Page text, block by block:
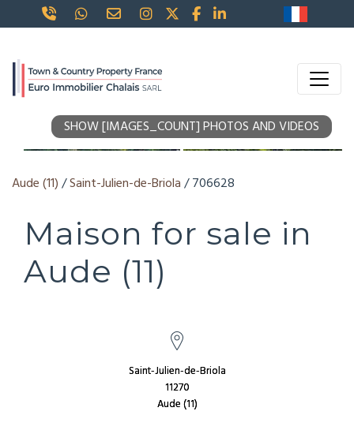
SHOW [IMAGES_COUNT] PHOTOS AND VIDEOS
Aude (11)/Saint-Julien-de-Briola/ 706628
Maison for sale in
Aude (11)
Saint-Julien-de-Briola
11270
Aude (11)